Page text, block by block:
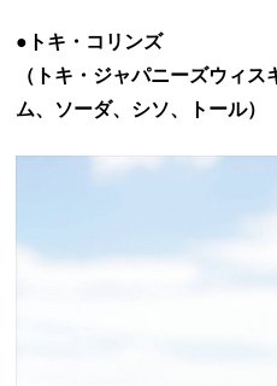
●トキ・コリンズ
（トキ・ジャパニーズウィ
ム、ソーダ、シソ、トール）